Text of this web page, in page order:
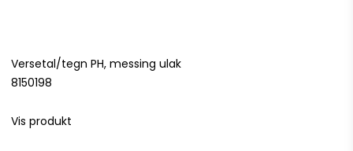
Versetal/tegn PH, messing ulak
8150198
Vis produkt